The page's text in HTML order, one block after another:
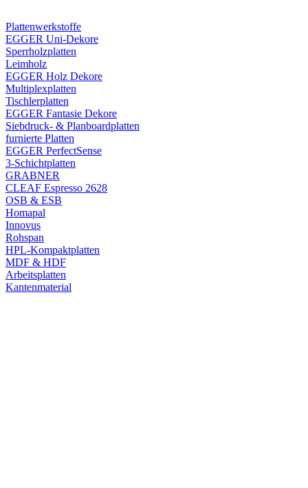
Plattenwerkstoffe
EGGER Uni-Dekore
Sperrholzplatten
Leimholz
EGGER Holz Dekore
Multiplexplatten
Tischlerplatten
EGGER Fantasie Dekore
Siebdruck- & Planboardplatten
furnierte Platten
EGGER PerfectSense
3-Schichtplatten
GRABNER
CLEAF Espresso 2628
OSB & ESB
Homapal
Innovus
Rohspan
HPL-Kompaktplatten
MDF & HDF
Arbeitsplatten
Kantenmaterial